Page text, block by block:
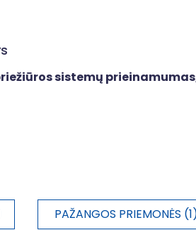
sistemų
PAŽANGOS PRIEMONĖS